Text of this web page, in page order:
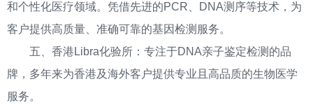
和个性化医疗领域。凭借先进的PCR、DNA测序等技术，为
客户提供高质量、准确可靠的基因检测服务。
五、香港Libra化验所：专注于DNA亲子鉴定检测的品
牌，多年来为香港及海外客户提供专业且高品质的生物医学
服务。